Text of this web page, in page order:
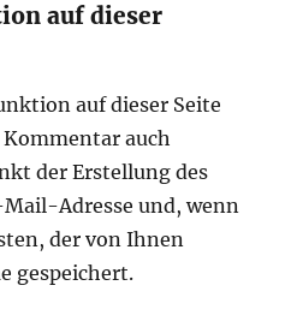
auf dieser
auf dieser Seite
auch
der Erstellung des
Adresse und, wenn
der von Ihnen
gespeichert.